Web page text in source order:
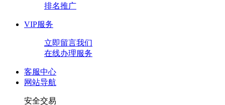
排名推广
VIP服务
立即留言我们
在线办理服务
客服中心
网站导航
安全交易